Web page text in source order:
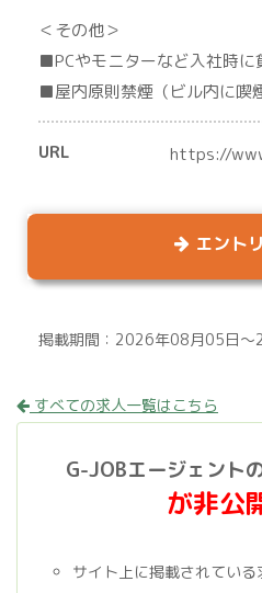
＜その他＞
■PCやモニターなど入社時に
■屋内原則禁煙（ビル内に喫
URL https://
エント
掲載期間：2026年08月05日
すべての求人一覧はこちら
G-JOBエージェント
が非公
サイト上に掲載されてい